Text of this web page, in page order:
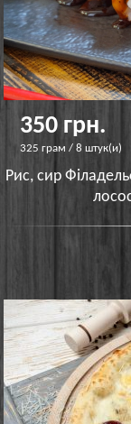
350 грн.
325 грам / 8 штук(и)
Рис, сир